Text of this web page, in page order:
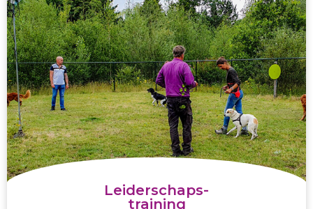
Leiderschaps-
training